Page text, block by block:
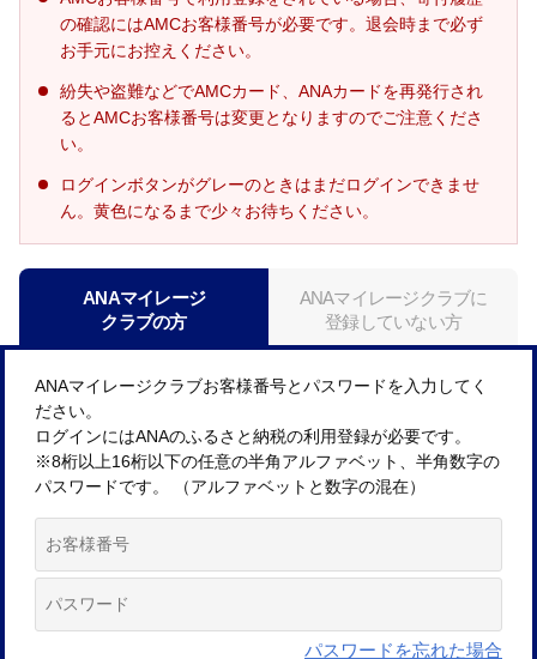
の確認にはAMCお客様番号が必要です。退会時まで必ず
お手元にお控えください。
紛失や盗難などでAMCカード、ANAカードを再発行され
るとAMCお客様番号は変更となりますのでご注意くださ
い。
ログインボタンがグレーのときはまだログインできませ
ん。黄色になるまで少々お待ちください。
ANAマイレージ
クラブの方
ANAマイレージクラブに
登録していない方
ANAマイレージクラブお客様番号とパスワードを入力してく
ださい。
ログインにはANAのふるさと納税の利用登録が必要です。
※8桁以上16桁以下の任意の半角アルファベット、半角数字の
パスワードです。 （アルファベットと数字の混在）
パスワードを忘れた場合